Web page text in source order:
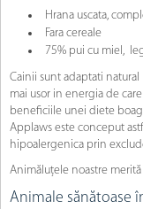
Hrana uscata,
Fara cereale
75% pui cu miel,
Cainii sunt adaptati natural
mai usor in energia de
beneficiile unei diete
Applaws este conceput
hipoalergenica prin
Animăluțele noastre
Animale sănătoase